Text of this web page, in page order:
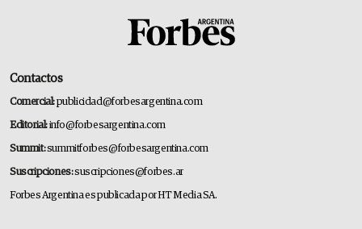
Contactos
Comercial:publicidad@forbesargentina.com
Editorial:info@forbesargentina.com
Summit:summitforbes@forbesargentina.com
Suscripciones:suscripciones@forbes.ar
Forbes Argentina es publicada por HT Media SA.